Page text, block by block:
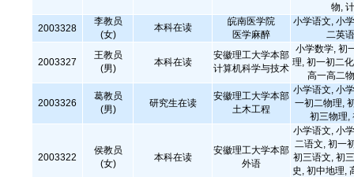
物,
2003328
李教员
(女)
本科在读
皖南医学院
医学麻醉
小学语文, 小
二英
2003327
王教员
(男)
本科在读
安徽理工大学本部
计算机科学与技术
小学数学, 初
理, 初一初二
高一高二
2003326
葛教员
(男)
研究生在读
安徽理工大学本部
土木工程
小学语文, 小
一初二物理,
初三物理,
2003322
侯教员
(女)
本科在读
安徽理工大学本部
外语
小学语文, 小
二语文, 初一
初三语文, 初
史, 初中地理,